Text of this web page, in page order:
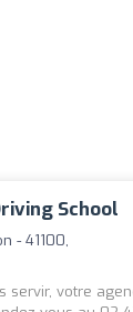
School
- 41100,
servir, votre